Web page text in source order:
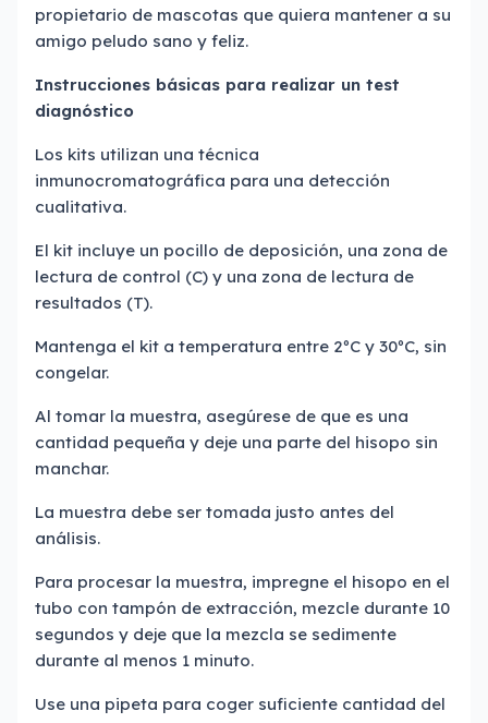
propietario de mascotas que quiera mantener a su
amigo peludo sano y feliz.
Instrucciones básicas para realizar un test
diagnóstico
Los kits utilizan una técnica
inmunocromatográfica para una detección
cualitativa.
El kit incluye un pocillo de deposición, una zona de
lectura de control (C) y una zona de lectura de
resultados (T).
Mantenga el kit a temperatura entre 2ºC y 30ºC, sin
congelar.
Al tomar la muestra, asegúrese de que es una
cantidad pequeña y deje una parte del hisopo sin
manchar.
La muestra debe ser tomada justo antes del
análisis.
Para procesar la muestra, impregne el hisopo en el
tubo con tampón de extracción, mezcle durante 10
segundos y deje que la mezcla se sedimente
durante al menos 1 minuto.
Use una pipeta para coger suficiente cantidad del